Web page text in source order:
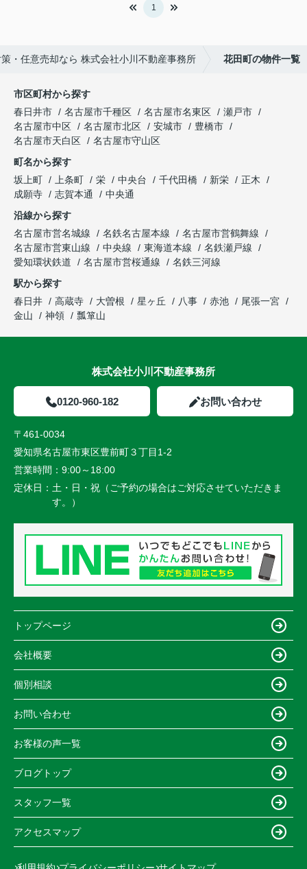
1
・任意売却なら 株式会社小川不動産事務所 花田町の物件一覧
市区町村から探す
春日井市
名古屋市千種区 名古屋市名東区
瀬戸市
名古屋市中区
名古屋市北区 安城市
豊橋市
名古屋市天白区
名古屋市守山区
町名から探す
坂上町
上条町 栄 中央台 千代田橋 新栄
正木
成願寺
志賀本通
中央通
沿線から探す
名古屋市営名城線
名鉄名古屋本線
名古屋市営鶴舞線
名古屋市営東山線
中央線 東海道本線
名鉄瀬戸線
愛知環状鉄道
名古屋市営桜通線
名鉄三河線
駅から探す
春日井
高蔵寺 大曽根 星ヶ丘 八事 赤池
尾張一宮
金山
神領 瓢箪山
株式会社小川不動産事務所
0120-960-182 お問い合わせ
〒461-0034
愛知県名古屋市東区豊前町３丁目1-2
営業時間： 9:00～18:00
定休日： 土・日・祝（ご予約の場合はご対応させていただきま
す。）
トップページ
会社概要
個別相談
お問い合わせ
お客様の声一覧
ブログトップ
スタッフ一覧
アクセスマップ